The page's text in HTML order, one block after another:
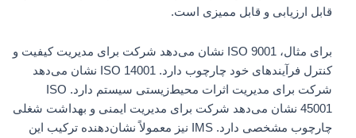
قابل ارزیابی و قابل ممیزی است.
برای مثال، ISO 9001 نشان می‌دهد شرکت برای مدیریت کیفیت و
کنترل فرآیندهای خود چارچوب دارد. ISO 14001 نشان می‌دهد
شرکت برای مدیریت اثرات محیط‌زیستی سیستم دارد. ISO
45001 نشان می‌دهد شرکت برای مدیریت ایمنی و بهداشت شغلی
چارچوب مشخصی دارد. IMS نیز معمولاً نشان‌دهنده ترکیب این